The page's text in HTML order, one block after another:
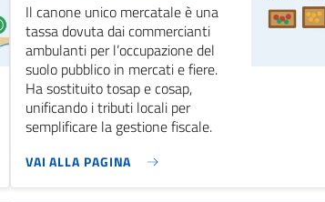
Il canone unico mercatale è una
tassa dovuta dai commercianti
ambulanti per l’occupazione del
suolo pubblico in mercati e fiere.
Ha sostituito tosap e cosap,
unificando i tributi locali per
semplificare la gestione fiscale.
VAI ALLA PAGINA